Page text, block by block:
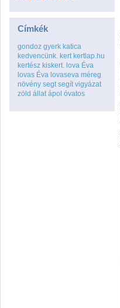
Címkék
gondoz gyerk katica
kedvencünk. kert kertlap.hu
kertész kiskert. lova Éva
lovas Éva lovaseva méreg
növény segt segít vigyázat
zöld állat ápol óvatos